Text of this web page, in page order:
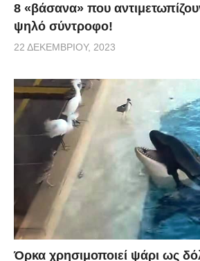
8 «βάσανα» που
ψηλό σύντροφο!
22 ΔΕΚΕΜΒΡΊΟΥ, 2023
Όρκα χρησιμοποιεί ψάρι ως